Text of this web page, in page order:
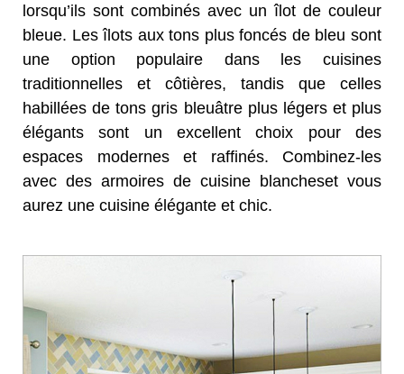
lorsqu’ils sont combinés avec un îlot de couleur
bleue. Les îlots aux tons plus foncés de bleu sont
une option populaire dans les cuisines
traditionnelles et côtières, tandis que celles
habillées de tons gris bleuâtre plus légers et plus
élégants sont un excellent choix pour des
espaces modernes et raffinés. Combinez-les
avec des armoires de cuisine blancheset vous
aurez une cuisine élégante et chic.